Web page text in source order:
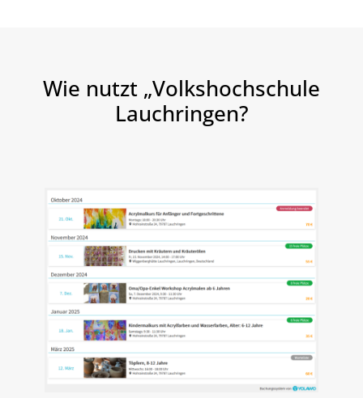
Wie nutzt „Volkshochschule
Lauchringen?